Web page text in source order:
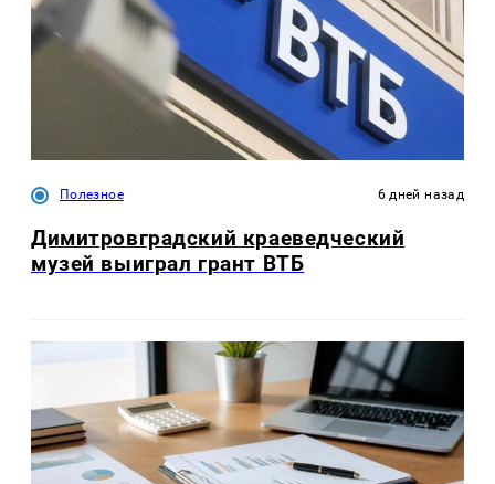
Полезное 6 дней назад
Димитровградский краеведческий
музей выиграл грант ВТБ